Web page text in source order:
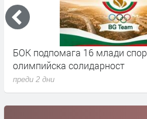
БОК подпомага 16 млади
олимпийска солидарност
преди 2 дни